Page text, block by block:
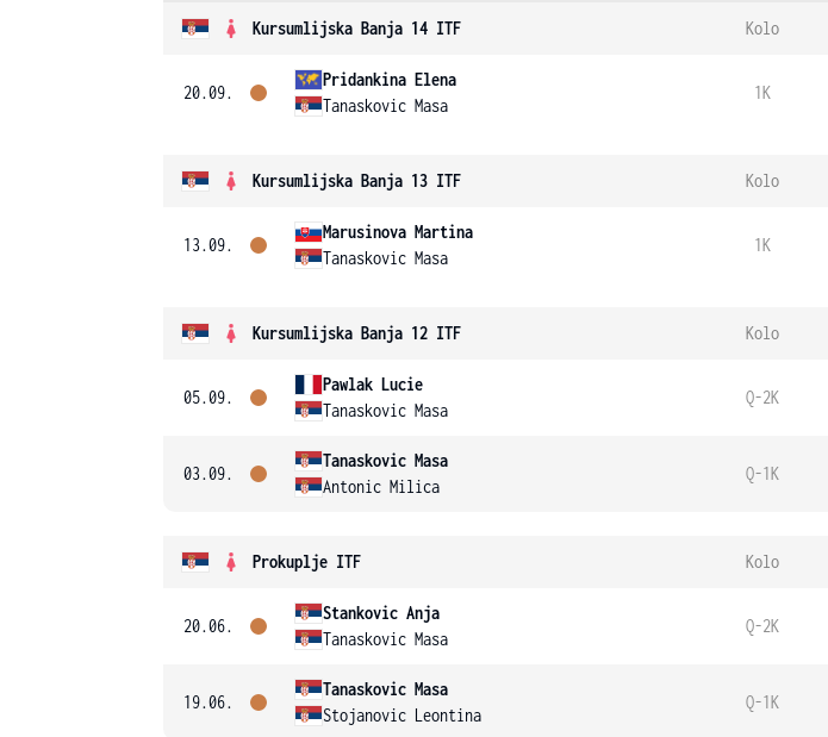
Kursumlijska Banja 14 ITF Kolo
20.09.
Pridankina Elena
Tanaskovic Masa
1K
Kursumlijska Banja 13 ITF Kolo
13.09.
Marusinova Martina
Tanaskovic Masa
1K
Kursumlijska Banja 12 ITF Kolo
05.09.
Pawlak Lucie
Tanaskovic Masa
Q-2K
03.09.
Tanaskovic Masa
Antonic Milica
Q-1K
Prokuplje ITF Kolo
20.06.
Stankovic Anja
Tanaskovic Masa
Q-2K
19.06.
Tanaskovic Masa
Stojanovic Leontina
Q-1K